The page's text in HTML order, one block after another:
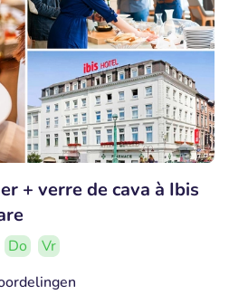
+ verre de cava à Ibis
Do
Vr